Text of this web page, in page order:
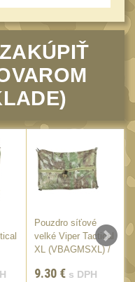
Pouzdro síťové
velké Viper Tactical
XL (VBAGMSXL) /
9.30 € s DPH